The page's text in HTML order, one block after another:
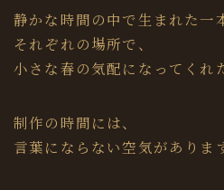
静かな時間の中で生まれた一
それぞれの場所で、
小さな春の気配になってくれ
制作の時間には、
言葉にならない空気がありま